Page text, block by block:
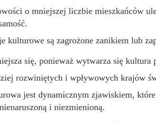
o mniejszej liczbie mieszkańców
kulturowe są zagrożone zanikiem lub
się, ponieważ wytwarza się kultura
rozwiniętych i wpływowych krajów
jest dynamicznym zjawiskiem,
i niezmienioną.